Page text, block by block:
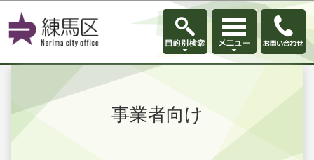
このページの本文へ移動
事業者向け